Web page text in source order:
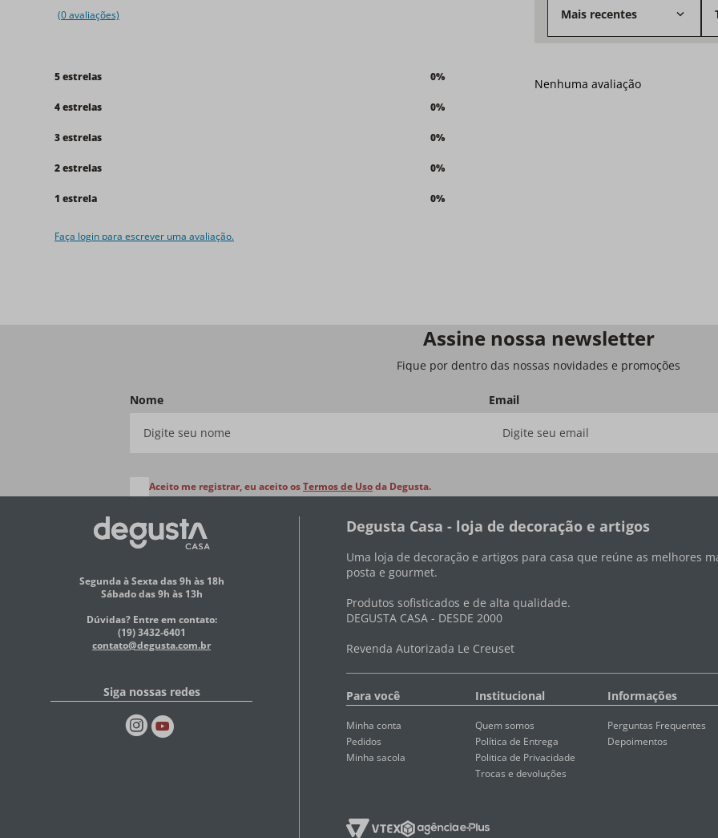
(0 avaliações)
5 estrelas 0%
4 estrelas 0%
3 estrelas 0%
2 estrelas 0%
1 estrela 0%
Faça login para escrever uma avaliação.
Mais recentes
Nenhuma avaliação
Assine nossa newsletter
Fique por dentro das nossas novidades e promoções
Nome Email
Aceito me registrar, eu aceito osTermos de Usoda Degusta.
Segunda à Sexta das 9h às 18h
Sábado das 9h às 13h
Dúvidas? Entre em contato:
(19) 3432-6401
contato@degusta.com.br
Siga nossas redes
Degusta Casa - loja de decoração e artigos
Uma loja de decoração e artigos para casa que reúne as melhores
posta e gourmet.
Produtos sofisticados e de alta qualidade.
DEGUSTA CASA - DESDE 2000
Revenda Autorizada Le Creuset
Para você
Minha conta
Pedidos
Minha sacola
Institucional
Quem somos
Política de Entrega
Politica de Privacidade
Trocas e devoluções
Informações
Perguntas Frequentes
Depoimentos